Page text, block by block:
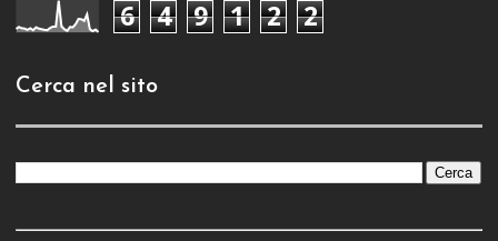
6 4 9 1 2 2
Cerca nel sito